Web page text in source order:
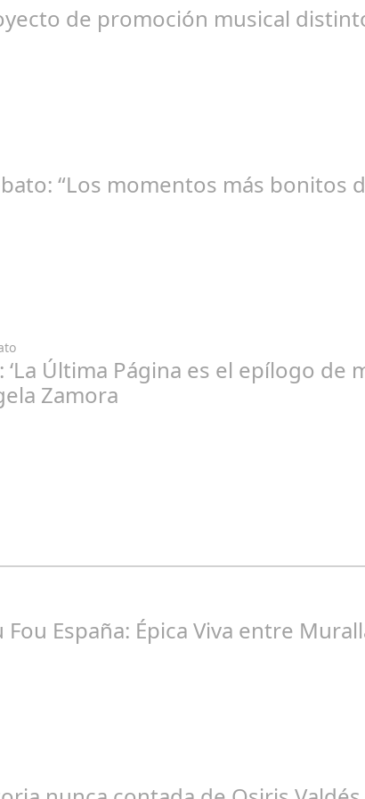
de promoción musical
“Los momentos más bonitos
‘La Última Página es el epílogo
Zamora
Fou España: Épica Viva entre